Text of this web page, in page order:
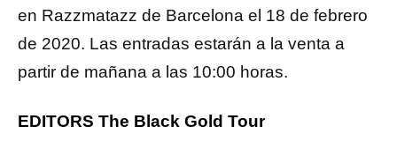
en Razzmatazz de Barcelona el 18 de febrero
de 2020. Las entradas estarán a la venta a
partir de mañana a las 10:00 horas.
EDITORS The Black Gold Tour